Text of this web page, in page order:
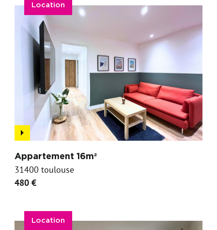
Location
Appartement 16m²
31400 toulouse
480 €
Location